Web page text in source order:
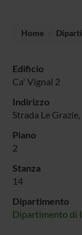
Home
Edificio
Ca' Vignal 2
Indirizzo
Strada Le
Piano
2
Stanza
14
Dipartimento
Dipartimento di